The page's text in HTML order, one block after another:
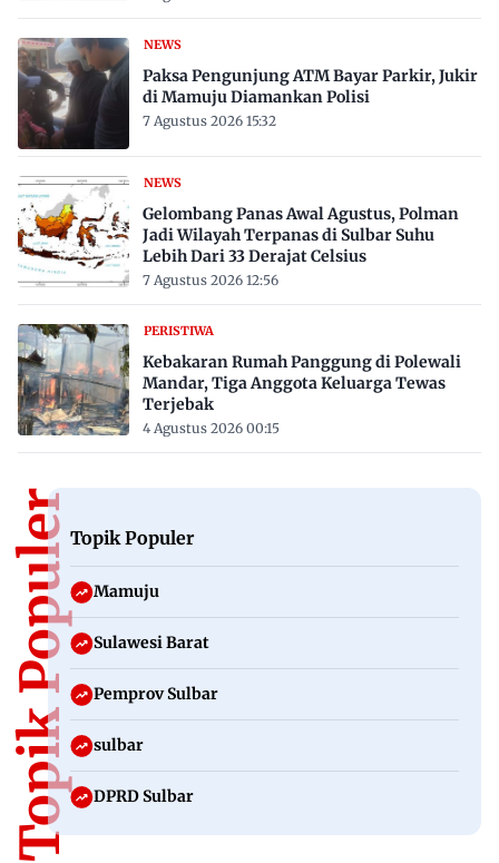
NEWS
Paksa Pengunjung ATM Bayar Parkir, Jukir
di Mamuju Diamankan Polisi
7 Agustus 2026 15:32
NEWS
Gelombang Panas Awal Agustus, Polman
Jadi Wilayah Terpanas di Sulbar Suhu
Lebih Dari 33 Derajat Celsius
7 Agustus 2026 12:56
PERISTIWA
Kebakaran Rumah Panggung di Polewali
Mandar, Tiga Anggota Keluarga Tewas
Terjebak
4 Agustus 2026 00:15
Topik PopulerTopik Populer
Mamuju
Sulawesi Barat
Pemprov Sulbar
sulbar
DPRD Sulbar